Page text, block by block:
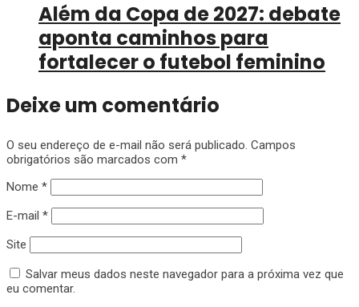
Além da Copa de 2027: debate
aponta caminhos para
fortalecer o futebol feminino
Deixe um comentário
O seu endereço de e-mail não será publicado. Campos
obrigatórios são marcados com *
Nome *
E-mail *
Site
Salvar meus dados neste navegador para a próxima vez que
eu comentar.